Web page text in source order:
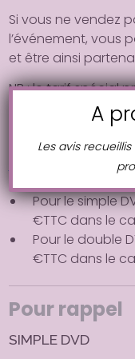
Si vous ne vendez
l’événement, vous
et être ainsi
NB : le tarif spécial
vente dans votre
Pour toute vente
projection du film,
boutique du site
Pour le simple
€TTC dans le
Pour le double
€TTC dans le
Pour rappel
SIMPLE DVD
A
Les avis